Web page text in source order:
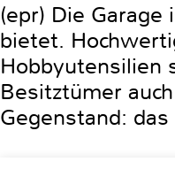
(epr) Die
bietet.
Hobbyutensilien
Besitztümer
Gegenstand: